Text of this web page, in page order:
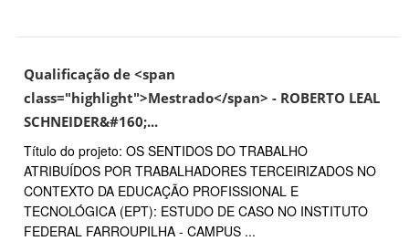
Qualificação de <span
class="highlight">Mestrado</span> - ROBERTO LEAL
SCHNEIDER&#160;...
Título do projeto: OS SENTIDOS DO TRABALHO
ATRIBUÍDOS POR TRABALHADORES TERCEIRIZADOS NO
CONTEXTO DA EDUCAÇÃO PROFISSIONAL E
TECNOLÓGICA (EPT): ESTUDO DE CASO NO INSTITUTO
FEDERAL FARROUPILHA - CAMPUS ...